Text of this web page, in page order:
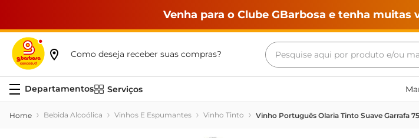
Venha para o Clube GBarbosa e tenha muitas
Como deseja receber suas compras?
Pesquise aqui por produto e/ou
Serviços
Bebida Alcoólica Vinhos E Espumantes Vinho Tinto Vinho Português Olaria Tinto Suave Garrafa
Termos mais buscados
maquina lavar